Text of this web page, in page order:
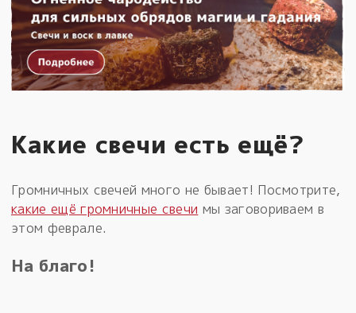
Какие свечи есть ещё?
Громничных свечей много не бывает! Посмотрите,
какие ещё громничные свечи мы заговориваем в
этом феврале.
На благо!